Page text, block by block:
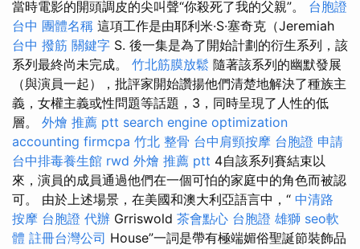
當時電影的開頭調皮的尖叫聲“你殺死了我的父親”。 台胞證
台中 團體名稱 這項工作是由耶利米·S·塞奇克（Jeremiah
台中 撥筋 關鍵字 S. 後一集是為了開始計劃的衍生系列，該
系列最終尚未完成。 竹北筋膜放鬆 隨著該系列的幽默發展
（與演員一起），批評家開始讚揚他們清楚地解決了種族主
義，女權主義或性問題等話題，3，同時呈現了人性的低
層。 外燴 推薦 ptt search engine optimization
accounting firmcpa 竹北 整骨 台中肩頸按摩 台胞證 申請
台中排毒養生館 rwd 外燴 推薦 ptt 4自該系列賽結束以
來，演員的成員通過他們在一個可怕的家庭中的角色而被認
可。 由於上述場景，在美國和澳大利亞語言中，“ 中清路
按摩 台胞證 代辦 Grriswold 茶會點心 台胞證 雄獅 seo軟
體 註冊台灣公司 House”一詞是帶有極端媚俗聖誕節裝飾品